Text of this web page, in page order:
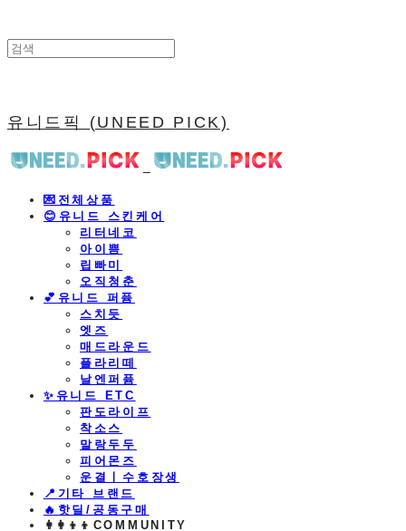
유니드픽 (UNEED PICK)
💌전체상품
😊유니드 스킨케어
리터네코
아이쁨
립빠미
오직청춘
💕유니드 퍼퓸
스치듯
엣즈
매드라운드
플라리떼
날엔퍼퓸
​✨유니드 ETC
판도라이프
착소스
말랑두두
피어몬즈
운결ㅣ수호장생
📍기타 브랜드
🔥핫딜/공동구매
👩‍👩‍👦‍👦COMMUNITY